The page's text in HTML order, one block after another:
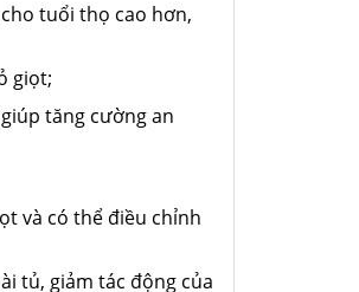
tuổi thọ cao hơn,
giọt;
tăng cường an
và có thể điều chỉnh
tủ, giảm tác động của